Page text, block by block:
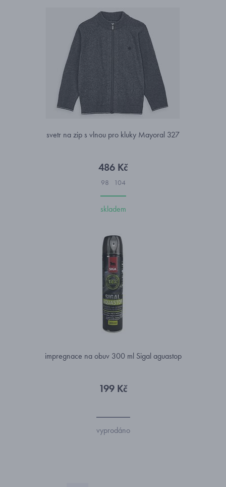
svetr na zip s vlnou pro kluky Mayoral 327
486 Kč
98 104
skladem
impregnace na obuv 300 ml Sigal aguastop
199 Kč
vyprodáno